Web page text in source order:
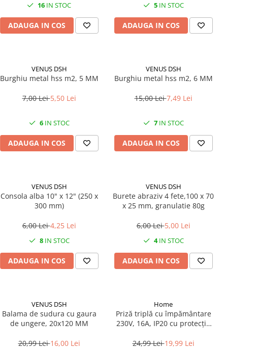
16 IN STOC
ADAUGA IN COS
5IN STOC
ADAUGA IN COS
VENUS DSH
Burghiu metal hss m2, 5 MM
7,00 Lei5,50 Lei
6IN STOC
ADAUGA IN COS
VENUS DSH
Burghiu metal hss m2, 6 MM
15,00 Lei7,49 Lei
7IN STOC
ADAUGA IN COS
VENUS DSH
Consola alba 10" x 12" (250 x
300 mm)
6,00 Lei4,25 Lei
8IN STOC
ADAUGA IN COS
VENUS DSH
Burete abraziv 4 fete,100 x 70
x 25 mm, granulatie 80g
6,00 Lei5,00 Lei
4IN STOC
ADAUGA IN COS
VENUS DSH
Balama de sudura cu gaura
de ungere, 20x120 MM
20,99 Lei16,00 Lei
Home
Priză triplă cu împământare
230V, 16A, IP20 cu protecție
24,99 Lei19,99 Lei